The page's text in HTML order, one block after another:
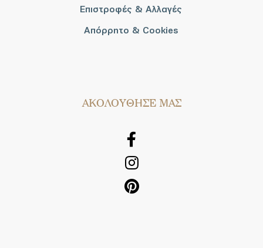
Επιστροφές & Αλλαγές
Απόρρητο & Cookies
AΚΟΛΟΥΘΗΣΕ ΜΑΣ